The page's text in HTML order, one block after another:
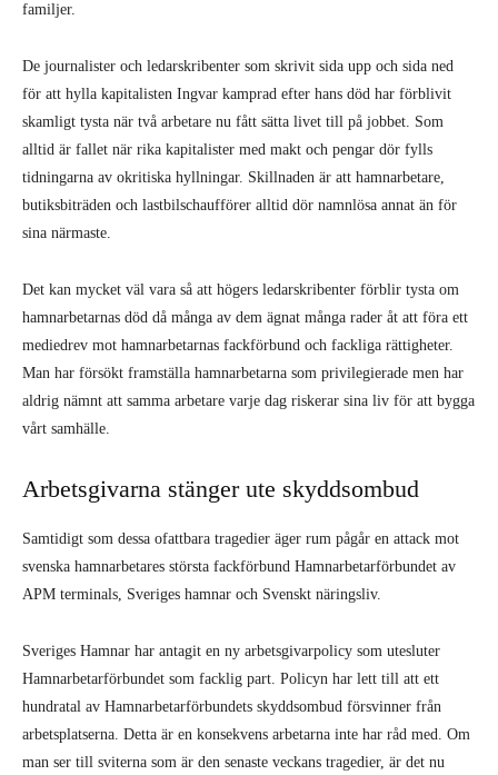
familjer.
De journalister och ledarskribenter som skrivit sida upp och sida ned
för att hylla kapitalisten Ingvar kamprad efter hans död har förblivit
skamligt tysta när två arbetare nu fått sätta livet till på jobbet. Som
alltid är fallet när rika kapitalister med makt och pengar dör fylls
tidningarna av okritiska hyllningar. Skillnaden är att hamnarbetare,
butiksbiträden och lastbilschaufförer alltid dör namnlösa annat än för
sina närmaste.
Det kan mycket väl vara så att högers ledarskribenter förblir tysta om
hamnarbetarnas död då många av dem ägnat många rader åt att föra ett
mediedrev mot hamnarbetarnas fackförbund och fackliga rättigheter.
Man har försökt framställa hamnarbetarna som privilegierade men har
aldrig nämnt att samma arbetare varje dag riskerar sina liv för att bygga
vårt samhälle.
Arbetsgivarna stänger ute skyddsombud
Samtidigt som dessa ofattbara tragedier äger rum pågår en attack mot
svenska hamnarbetares största fackförbund Hamnarbetarförbundet av
APM terminals, Sveriges hamnar och Svenskt näringsliv.
Sveriges Hamnar har antagit en ny arbetsgivarpolicy som utesluter
Hamnarbetarförbundet som facklig part. Policyn har lett till att ett
hundratal av Hamnarbetarförbundets skyddsombud försvinner från
arbetsplatserna. Detta är en konsekvens arbetarna inte har råd med. Om
man ser till sviterna som är den senaste veckans tragedier, är det nu